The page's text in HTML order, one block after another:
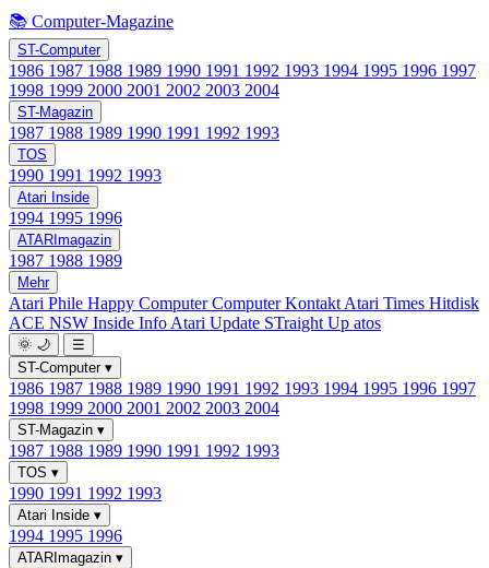
📚 Computer-Magazine
ST-Computer
1986 1987 1988 1989 1990 1991 1992 1993 1994 1995 1996 1997
1998 1999 2000 2001 2002 2003 2004
ST-Magazin
1987 1988 1989 1990 1991 1992 1993
TOS
1990 1991 1992 1993
Atari Inside
1994 1995 1996
ATARImagazin
1987 1988 1989
Mehr
Atari Phile Happy ComputerComputer Kontakt Atari Times Hitdisk
ACE NSW Inside Info Atari Update STraight Up atos
🌞 🌙
☰
ST-Computer ▾
1986 1987 1988 1989 1990 1991 1992 1993 1994 1995 1996 1997
1998 1999 2000 2001 2002 2003 2004
ST-Magazin ▾
1987 1988 1989 1990 1991 1992 1993
TOS ▾
1990 1991 1992 1993
Atari Inside ▾
1994 1995 1996
ATARImagazin ▾